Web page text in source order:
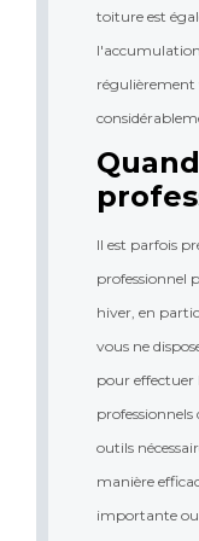
toiture est
Il est parfois
professionnel
hiver, en
vous ne
pour effectuer
outils
manière
importante ou